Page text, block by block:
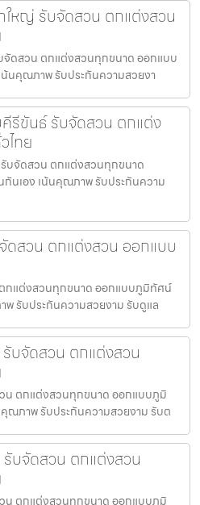
หญ่ รับจัดสวน ตกแต่งสวน
ดสวน ตกแต่งสวนทุกขนาด ออกแบบ
นคุณภาพ รับประกันความสวยงา
รีขันธ์ รับจัดสวน ตกแต่ง
ไทย
บจัดสวน ตกแต่งสวนทุกขนาด
นเอง เน้นคุณภาพ รับประกันความ
ดสวน ตกแต่งสวน ออกแบบ
กแต่งสวนทุกขนาด ออกแบบภูมิทัศน์
พ รับประกันความสวยงาม รับดูแล
บจัดสวน ตกแต่งสวน
น ตกแต่งสวนทุกขนาด ออกแบบภูมิ
คุณภาพ รับประกันความสวยงาม รับต
บจัดสวน ตกแต่งสวน
น ตกแต่งสวนทุกขนาด ออกแบบภูมิ